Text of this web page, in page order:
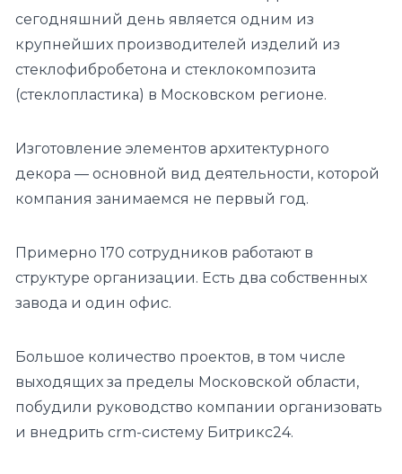
сегодняшний день является одним из
крупнейших производителей изделий из
стеклофибробетона и стеклокомпозита
(стеклопластика) в Московском регионе.
Изготовление элементов архитектурного
декора — основной вид деятельности, которой
компания занимаемся не первый год.
Примерно 170 сотрудников работают в
структуре организации. Есть два собственных
завода и один офис.
Большое количество проектов, в том числе
выходящих за пределы Московской области,
побудили руководство компании организовать
и внедрить crm-систему Битрикс24.